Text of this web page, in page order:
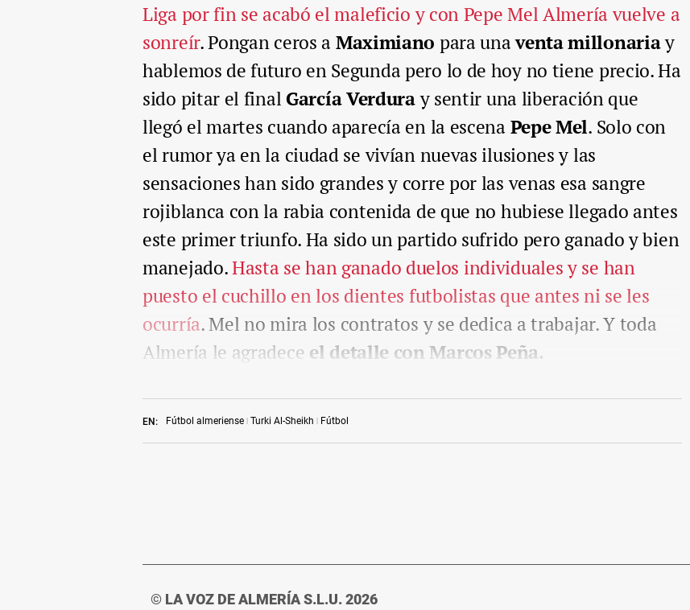
EN: Fútbol almeriense Turki Al-Sheikh Fútbol
Liga por fin se acabó el maleficio y con Pepe Mel Almería vuelve a
sonreír. Pongan ceros a Maximiano para unaventa millonariay
hablemos de futuro en Segunda pero lo de hoy no tiene precio. Ha
sido pitar el final García Verduray sentir una liberación que
llegó el martes cuando aparecía en la escena Pepe Mel. Solo con
el rumor ya en la ciudad se vivían nuevas ilusiones y las
sensaciones han sido grandes y corre por las venas esa sangre
rojiblanca con la rabia contenida de que no hubiese llegado antes
este primer triunfo. Ha sido un partido sufrido pero ganado y bien
manejado.Hasta se han ganado duelos individuales y se han
puesto el cuchillo en los dientes futbolistas que antes ni se les
ocurría. Mel no mira los contratos y se dedica a trabajar. Y toda
Almería le agradece el detalle con Marcos Peña.
© LA VOZ DE ALMERÍA S.L.U. 2026